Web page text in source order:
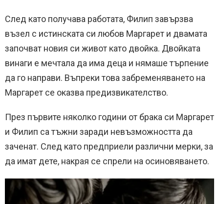
След като получава работата, Филип завързва
възел с истинската си любов Маргарет и двамата
започват новия си живот като двойка. Двойката
винаги е мечтала да има деца и нямаше търпение
да го направи. Въпреки това забременяването на
Маргарет се оказва предизвикателство.
През първите няколко години от брака си Маргарет
и Филип са тъжни заради невъзможността да
заченат. След като предприели различни мерки, за
да имат дете, накрая се спрели на осиновяването.